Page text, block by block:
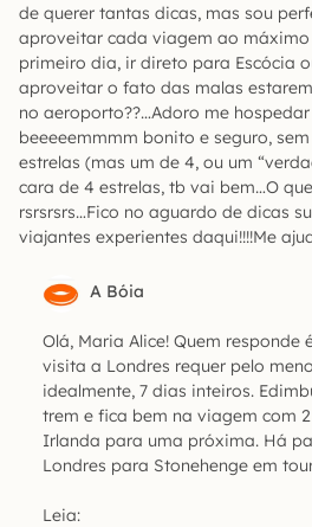
de querer tantas dicas, mas sou
aproveitar cada viagem ao máximo
primeiro dia, ir direto para Escócia
aproveitar o fato das malas
no aeroporto??…Adoro me
beeeeemmmm bonito e seguro,
estrelas (mas um de 4, ou um
cara de 4 estrelas, tb vai bem…O
rsrsrsrs…Fico no aguardo de dicas
viajantes experientes daqui!!!!Me
A Bóia
Olá, Maria Alice! Quem responde
visita a Londres requer pelo
idealmente, 7 dias inteiros.
trem e fica bem na viagem com
Irlanda para uma próxima. Há
Londres para Stonehenge em
Leia: